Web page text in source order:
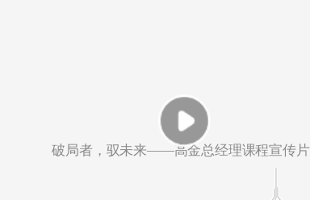
破局者，驭未来——高金总经理课程宣传片